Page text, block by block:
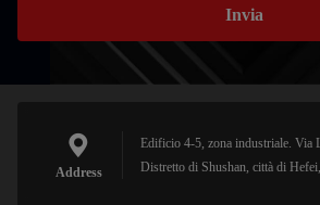
Invia
Address
Edificio 4-5, zona industriale. Via
Distretto di Shushan, città di